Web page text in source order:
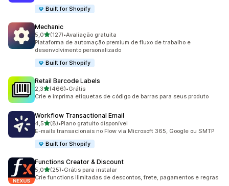
Built for Shopify
Mechanic
5,0de 5 estrelas
(127)
127 avaliações ao todo
•Avaliação gratuita
Plataforma de automação premium de fluxo de trabalho e
desenvolvimento personalizado
Built for Shopify
Retail Barcode Labels
2,3de 5 estrelas
(466)
466 avaliações ao todo
•Grátis
Crie e imprima etiquetas de código de barras para seus produto
Workflow Transactional Email
4,5de 5 estrelas
(8)
8 avaliações ao todo
•Plano gratuito disponível
E-mails transacionais no Flow via Microsoft 365, Google ou SMTP
Built for Shopify
Functions Creator & Discount
5,0de 5 estrelas
(25)
25 avaliações ao todo
•Grátis para instalar
Crie functions ilimitadas de descontos, frete, pagamentos e regras